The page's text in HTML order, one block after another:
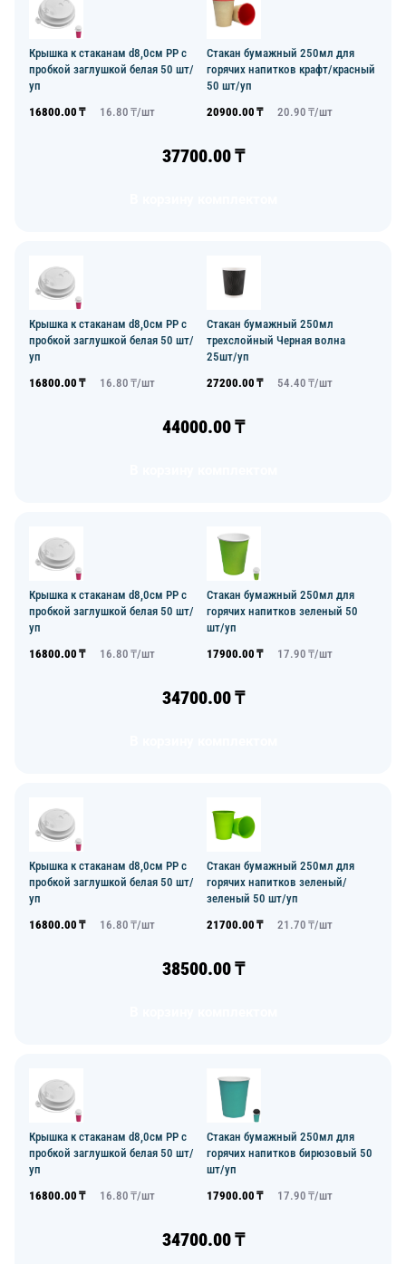
Крышка к стаканам d8,0см PP с
пробкой заглушкой белая 50 шт/
уп
16800.00 ₸ 16.80 ₸/шт
Стакан бумажный 250мл для
горячих напитков крафт/красный
50 шт/уп
20900.00 ₸ 20.90 ₸/шт
37700.00₸
Крышка к стаканам d8,0см PP с
пробкой заглушкой белая 50 шт/
уп
16800.00 ₸ 16.80 ₸/шт
Стакан бумажный 250мл
трехслойный Черная волна
25шт/уп
27200.00 ₸ 54.40 ₸/шт
44000.00₸
Крышка к стаканам d8,0см PP с
пробкой заглушкой белая 50 шт/
уп
16800.00 ₸ 16.80 ₸/шт
Стакан бумажный 250мл для
горячих напитков зеленый 50
шт/уп
17900.00 ₸ 17.90 ₸/шт
34700.00₸
Крышка к стаканам d8,0см PP с
пробкой заглушкой белая 50 шт/
уп
16800.00 ₸ 16.80 ₸/шт
Стакан бумажный 250мл для
горячих напитков зеленый/
зеленый 50 шт/уп
21700.00 ₸ 21.70 ₸/шт
38500.00₸
Крышка к стаканам d8,0см PP с
пробкой заглушкой белая 50 шт/
уп
16800.00 ₸ 16.80 ₸/шт
Стакан бумажный 250мл для
горячих напитков бирюзовый 50
шт/уп
17900.00 ₸ 17.90 ₸/шт
34700.00₸